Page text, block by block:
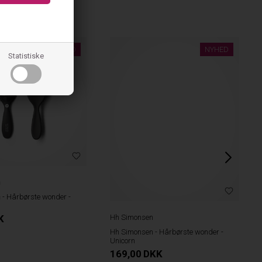
Statistiske
NYHED
- Hårbørste wonder -
NYHED
Hh Simonsen
Hh Simonsen - Hårbørste wonder -
Unicorn
169,00 DKK